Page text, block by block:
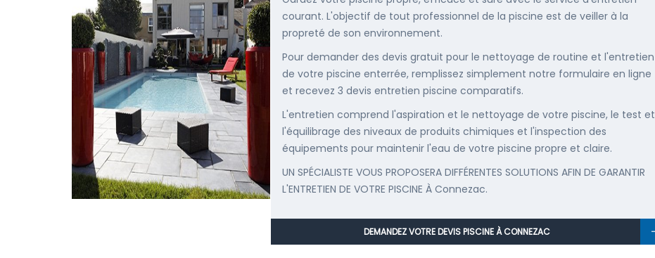
courant. L'objectif de tout professionnel de la piscine est de veiller à la
propreté de son environnement.
Pour demander des devis gratuit pour le nettoyage de routine et l'entretien
de votre piscine enterrée, remplissez simplement notre formulaire en ligne
et recevez 3 devis entretien piscine comparatifs.
L'entretien comprend l'aspiration et le nettoyage de votre piscine, le test et
l'équilibrage des niveaux de produits chimiques et l'inspection des
équipements pour maintenir l'eau de votre piscine propre et claire.
UN SPÉCIALISTE VOUS PROPOSERA DIFFÉRENTES SOLUTIONS AFIN DE GARANTIR
L'ENTRETIEN DE VOTRE PISCINE À Connezac.
DEMANDEZ VOTRE DEVIS PISCINE À CONNEZAC